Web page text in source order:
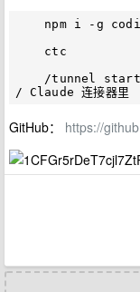
GitHub： https://